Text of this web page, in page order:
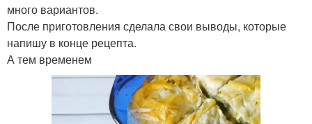
много вариантов.
После приготовления сделала свои выводы, которые
напишу в конце рецепта.
А тем временем